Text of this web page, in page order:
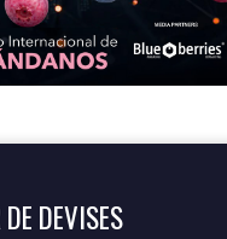
DEVISES